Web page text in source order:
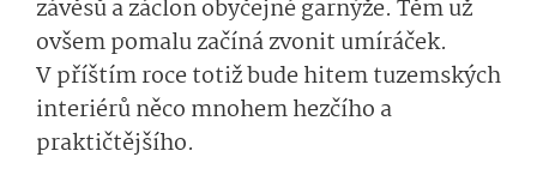
závěsů a záclon obyčejné garnýže. Těm už
ovšem pomalu začíná zvonit umíráček.
V příštím roce totiž bude hitem tuzemských
interiérů něco mnohem hezčího a
praktičtějšího.